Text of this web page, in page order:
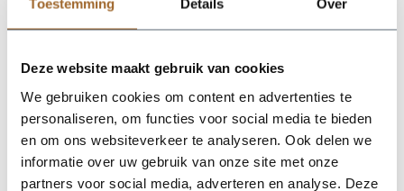
Toestemming Details Over
Deze website maakt gebruik van cookies
We gebruiken cookies om content en advertenties te
personaliseren, om functies voor social media te bieden
en om ons websiteverkeer te analyseren. Ook delen we
informatie over uw gebruik van onze site met onze
partners voor social media, adverteren en analyse. Deze
Plantenbak RAL 7044 Zijdegrijs
Plantenbak RAL 9002 Grijswit
Plantenbak RAL 7031 Blauwgrijs
Plantenbak RAL 8004 Koperbruin
Plantenbak RAL 8024 Beigebruin
Plantenbak RAL 1014 Ivoorkleurig
Plantenbak RAL 1019 Grijsbeige